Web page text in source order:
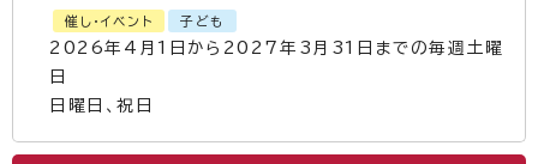
催し・イベント 子ども
2026年4月1日から2027年3月31日までの毎週土曜
日
日曜日、祝日